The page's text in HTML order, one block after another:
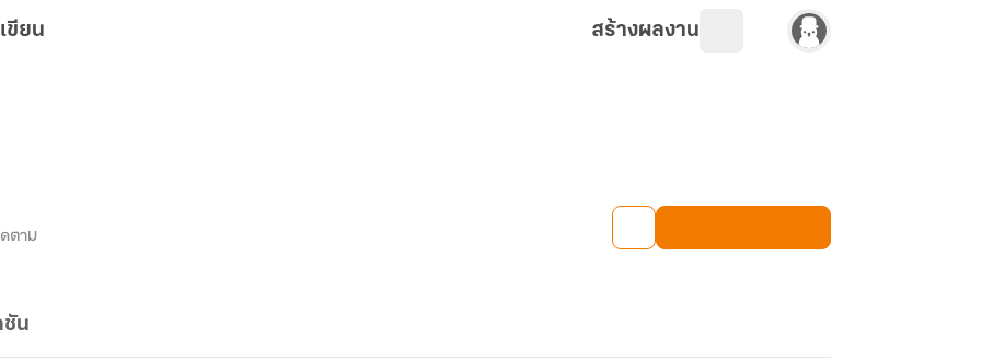
ขียน สร้างผลงาน
ตาม
ชัน